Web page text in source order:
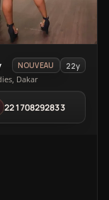
NOUVEAU
22y
Dakar
221708292833